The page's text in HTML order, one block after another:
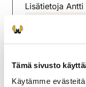
Tämä sivusto
Käytämme
Lisätietoja
Pohjois-